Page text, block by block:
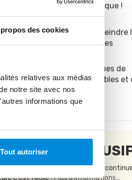
des cookies
relatives aux médias
notre site avec nos
informations que
Tout autoriser
peindre en acrylique !
8 astuces pour peindre
dans vos paysages
TOP 5 des marques de
peinture accessibles et
bonne qualité !
CONTENU
aux abonnés à la formation
c'est facile".Plus d'informations...